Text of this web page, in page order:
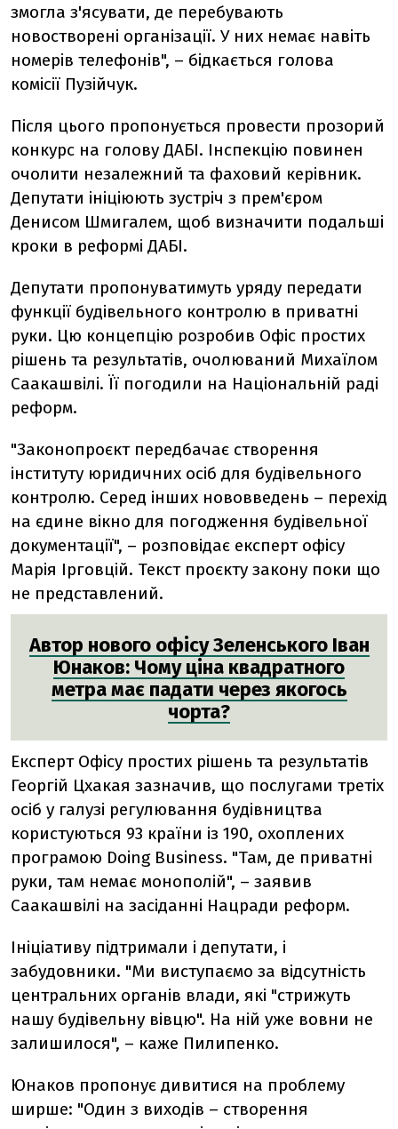
змогла з'ясувати, де перебувають
новостворені організації. У них немає навіть
номерів телефонів", – бідкається голова
комісії Пузійчук.
Після цього пропонується провести прозорий
конкурс на голову ДАБІ. Інспекцію повинен
очолити незалежний та фаховий керівник.
Депутати ініціюють зустріч з прем'єром
Денисом Шмигалем, щоб визначити подальші
кроки в реформі ДАБІ.
Депутати пропонуватимуть уряду передати
функції будівельного контролю в приватні
руки. Цю концепцію розробив Офіс простих
рішень та результатів, очолюваний Михаїлом
Саакашвілі. Її погодили на Національній раді
реформ.
"Законопроєкт передбачає створення
інституту юридичних осіб для будівельного
контролю. Серед інших нововведень – перехід
на єдине вікно для погодження будівельної
документації", – розповідає експерт офісу
Марія Ірговцій. Текст проєкту закону поки що
не представлений.
Автор нового офісу Зеленського Іван
Юнаков: Чому ціна квадратного
метра має падати через якогось
чорта?
Експерт Офісу простих рішень та результатів
Георгій Цхакая зазначив, що послугами третіх
осіб у галузі регулювання будівництва
користуються 93 країни із 190, охоплених
програмою Doing Business. "Там, де приватні
руки, там немає монополій", – заявив
Саакашвілі на засіданні Нацради реформ.
Ініціативу підтримали і депутати, і
забудовники. "Ми виступаємо за відсутність
центральних органів влади, які "стрижуть
нашу будівельну вівцю". На ній уже вовни не
залишилося", – каже Пилипенко.
Юнаков пропонує дивитися на проблему
ширше: "Один з виходів – створення